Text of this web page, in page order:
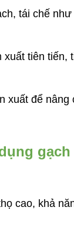
tái chế
xuất tiên
xuất để nâng
cao, khả